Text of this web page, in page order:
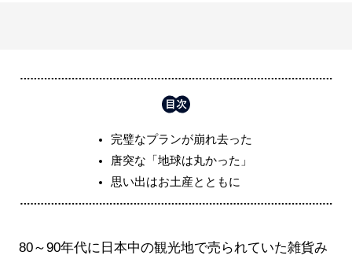
完璧なプランが崩れ去った
唐突な「地球は丸かった」
思い出はお土産とともに
80～90年代に日本中の観光地で売られていた雑貨み